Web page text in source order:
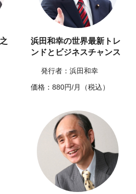
浜田和幸の世界最新トレ
ンドとビジネスチャンス
発行者：浜田和幸
価格：880円/月（税込）